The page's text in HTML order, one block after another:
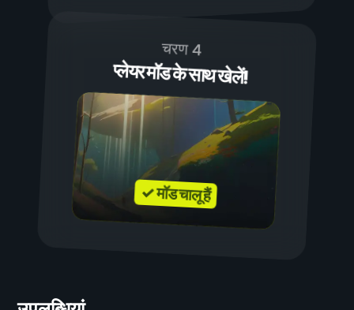
चरण 4
प्लेयर मॉड के साथ खेलें!
✓ मॉड चालू हैं